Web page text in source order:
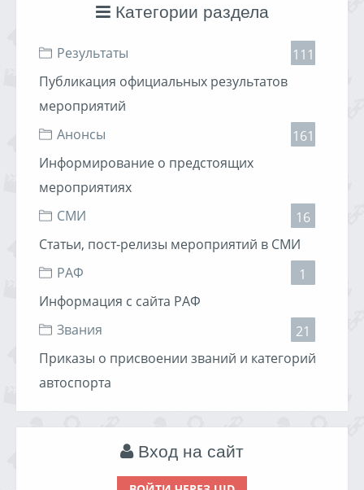
Категории раздела
Результаты
111
Публикация официальных результатов
мероприятий
Анонсы
161
Информирование о предстоящих
мероприятиях
СМИ
16
Статьи, пост-релизы мероприятий в СМИ
РАФ
1
Информация с сайта РАФ
Звания
21
Приказы о присвоении званий и категорий
автоспорта
Вход на сайт
флагом соревнования Can-Am Trophy 2009 пройдет II
этап Чемпионат России по ATV. Чемпионат проводится
третий год, и каждый раз организатором этапа
выступает OFF ROAD клуб г. Екатерибург.
В соревновании Can-Am Trophy 2009 примут участие
сильнейшие спортсмены из таких городов, как Москва,
Екатеринбу